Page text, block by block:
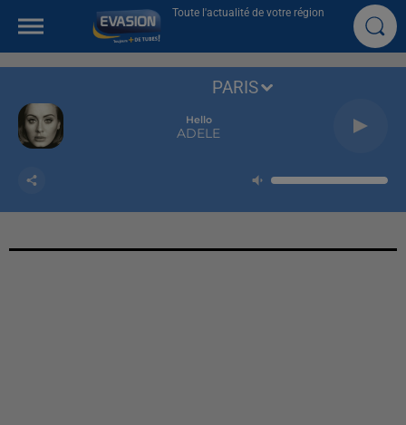
Toute l'actualité de votre région
Hello
ADELE
PARIS